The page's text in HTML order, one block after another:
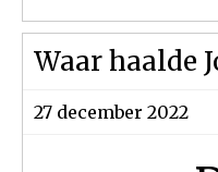
Waar haalde
27 december 2022